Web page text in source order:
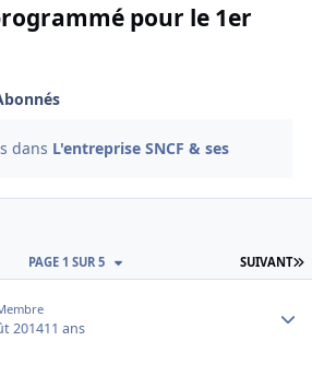
pour le 1er
dans L'entreprise SNCF & ses
SUIVANT
PAGE 1 SUR 5
201411 ans